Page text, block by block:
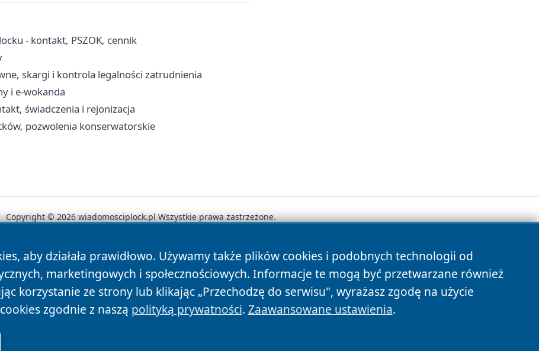
- kontakt, PSZOK, cennik
skargi i kontrola legalności zatrudnienia
i e-wokanda
świadczenia i rejonizacja
pozwolenia konserwatorskie
aby działała prawidłowo. Używamy także plików cookies i podobnych technologii od
marketingowych i społecznościowych. Informacje te mogą być przetwarzane również
korzystanie ze strony lub klikając „Przechodzę do serwisu", wyrażasz zgodę na użycie
zgodnie z naszą polityką prywatności. Zaawansowane ustawienia.
Copyright © 2026 wiadomosciplock.pl Wszystkie prawa zastrzeżone.
News Autorzy Polityka Prywatności Polityka Cookies